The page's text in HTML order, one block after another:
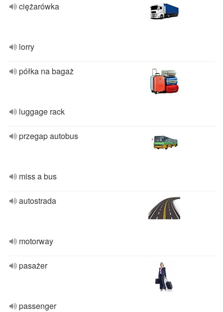
ciężarówka
lorry
półka na bagaż
luggage rack
przegap autobus
miss a bus
autostrada
motorway
pasażer
passenger